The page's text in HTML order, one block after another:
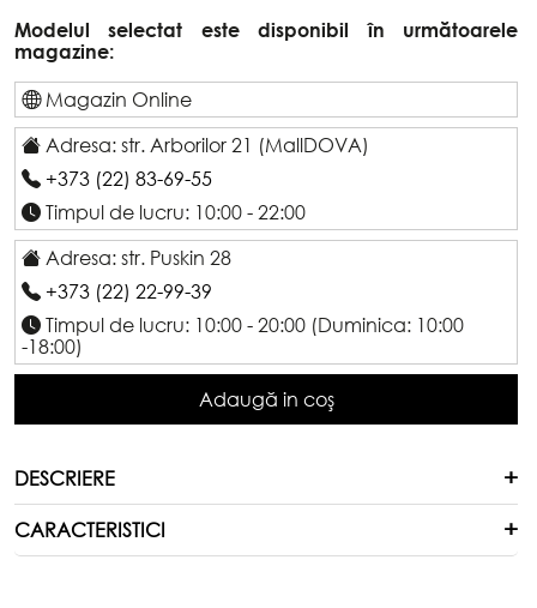
Modelul selectat este disponibil în următoarele
magazine:
Magazin Online
Adresa: str. Arborilor 21 (MallDOVA)
+373 (22) 83-69-55
Timpul de lucru: 10:00 - 22:00
Adresa: str. Puskin 28
+373 (22) 22-99-39
Timpul de lucru: 10:00 - 20:00 (Duminica: 10:00
-18:00)
Adaugă in coş
DESCRIERE
CARACTERISTICI